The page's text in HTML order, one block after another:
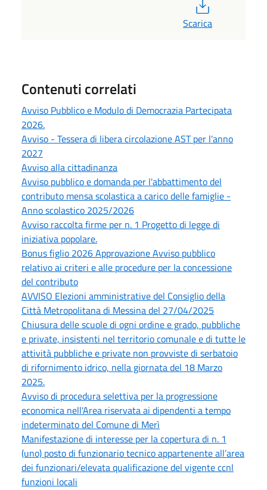
Scarica
Contenuti correlati
Avviso Pubblico e Modulo di Democrazia Partecipata
2026.
Avviso - Tessera di libera circolazione AST per l'anno
2027
Avviso alla cittadinanza
Avviso pubblico e domanda per l'abbattimento del
contributo mensa scolastica a carico delle famiglie -
Anno scolastico 2025/2026
Avviso raccolta firme per n. 1 Progetto di legge di
iniziativa popolare.
Bonus figlio 2026 Approvazione Avviso pubblico
relativo ai criteri e alle procedure per la concessione
del contributo
AVVISO Elezioni amministrative del Consiglio della
Città Metropolitana di Messina del 27/04/2025
Chiusura delle scuole di ogni ordine e grado, pubbliche
e private, insistenti nel territorio comunale e di tutte le
attività pubbliche e private non provviste di serbatoio
di rifornimento idrico, nella giornata del 18 Marzo
2025.
Avviso di procedura selettiva per la progressione
economica nell'Area riservata ai dipendenti a tempo
indeterminato del Comune di Merì
Manifestazione di interesse per la copertura di n. 1
(uno) posto di funzionario tecnico appartenente all’area
dei funzionari/elevata qualificazione del vigente ccnl
funzioni locali